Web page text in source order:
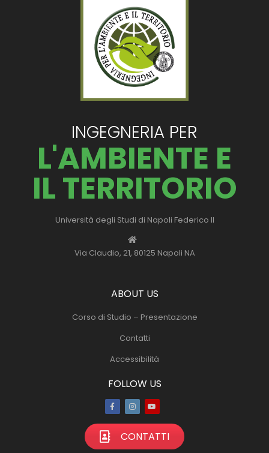
INGEGNERIA PER
L'AMBIENTE E
IL TERRITORIO
Università degli Studi di Napoli Federico II
Via Claudio, 21, 80125 Napoli NA
ABOUT US
Corso di Studio – Presentazione
Contatti
Accessibilità
FOLLOW US
FacebookInstagram
Youtube
CONTATTI